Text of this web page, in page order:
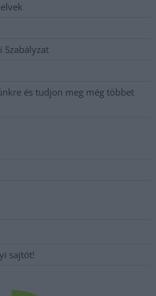
Szabályzat
és tudjon meg még többet
sajtót!